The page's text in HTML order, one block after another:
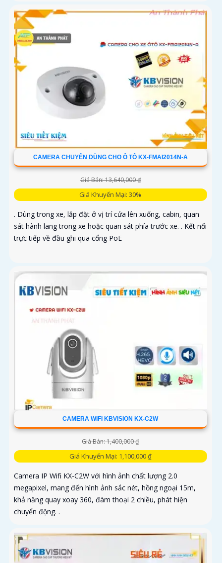
CAMERA CHUYÊN DÙNG CHO Ô TÔ KX-FMAI2014N-A
Giá Bán: 13,640,000 ₫
Giá Khuyến Mại: 30%
. Dùng trong xe, lắp đặt ở vị trí cửa lên xuống, cabin, quan
sát hành lang trong xe hoặc quan sát phía trước xe. . Kết nối
trực tiếp về đầu ghi qua cổng PoE
CAMERA WIFI KBVISION KX-C2W
Giá Bán: 1,400,000 ₫
Giá Khuyến Mại: 1,100,000 ₫
Camera IP Wifi KX-C2W với hình ảnh chất lượng 2.0
megapixel, mang đến hình ảnh sắc nét, hồng ngoại 15m,
khả năng quay xoay 360, đàm thoại 2 chiều, phát hiện
chuyển động. .